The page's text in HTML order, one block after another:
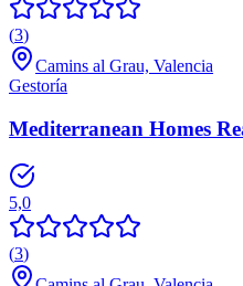
(3)
Camins al Grau, Valencia
Gestoría
Mediterranean Homes
5,0
(3)